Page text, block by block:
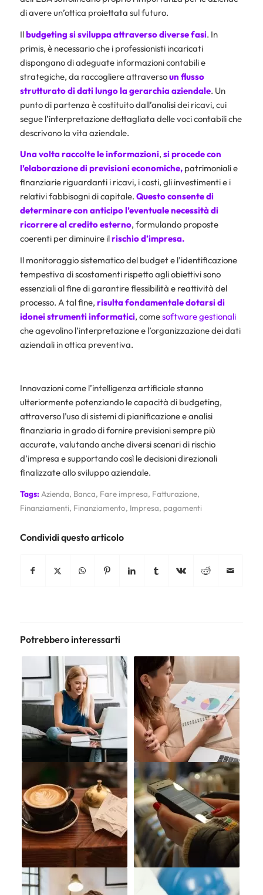
di avere un’ottica proiettata sul futuro.
Ilbudgeting si sviluppa attraverso diverse fasi. In
primis, è necessario che i professionisti incaricati
dispongano di adeguate informazioni contabili e
strategiche, da raccogliere attraversoun flusso
strutturato di dati lungo la gerarchia aziendale. Un
punto di partenza è costituito dall’analisi dei ricavi, cui
segue l’interpretazione dettagliata delle voci contabili che
descrivono la vita aziendale.
Una volta raccolte le informazioni, si procede con
l’elaborazione di previsioni economiche,patrimoniali e
finanziarie riguardanti i ricavi, i costi, gli investimenti e i
relativi fabbisogni di capitale. Questo consente di
determinare con anticipo l’eventuale necessità di
ricorrere al credito esterno, formulando proposte
coerenti per diminuire ilrischio d’impresa.
Il monitoraggio sistematico del budget e l’identificazione
tempestiva di scostamenti rispetto agli obiettivi sono
essenziali al fine di garantire flessibilità e reattività del
processo. A tal fine, risulta fondamentale dotarsi di
idonei strumenti informatici, comesoftware gestionali
che agevolino l’interpretazione e l’organizzazione dei dati
aziendali in ottica preventiva.
Innovazioni come l’intelligenza artificiale stanno
ulteriormente potenziando le capacità di budgeting,
attraverso l’uso di sistemi di pianificazione e analisi
finanziaria in grado di fornire previsioni sempre più
accurate, valutando anche diversi scenari di rischio
d’impresa e supportando così le decisioni direzionali
finalizzate allo sviluppo aziendale.
Tags:Azienda, Banca, Fare impresa, Fatturazione,
Finanziamenti, Finanziamento, Impresa, pagamenti
Condividi questo articolo
Potrebbero interessarti